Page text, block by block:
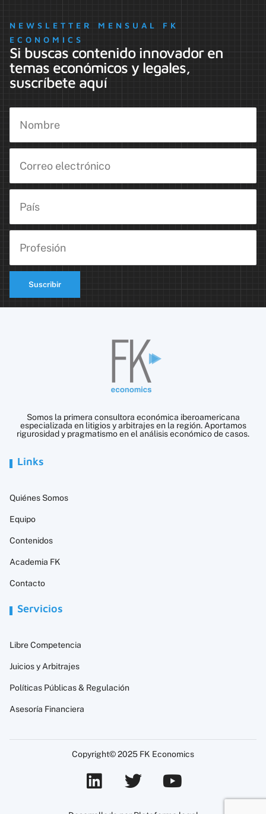
NEWSLETTER MENSUAL FK
ECONOMICS
Si buscas contenido innovador en
temas económicos y legales,
suscríbete aquí
Suscribir
Somos la primera consultora económica iberoamericana
especializada en litigios y arbitrajes en la región. Aportamos
rigurosidad y pragmatismo en el análisis económico de casos.
Links
Quiénes Somos
Equipo
Contenidos
Academia FK
Contacto
Servicios
Libre Competencia
Juicios y Arbitrajes
Políticas Públicas & Regulación
Asesoría Financiera
Copyright© 2025 FK Economics